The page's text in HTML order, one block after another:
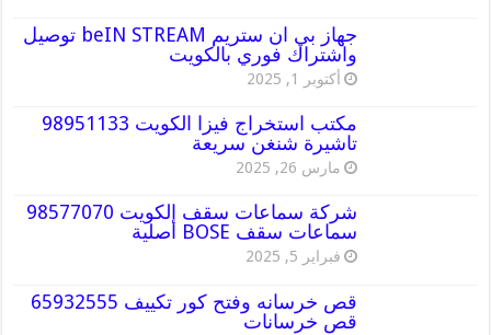
جهاز بي ان ستريم beIN STREAM توصيل
واشتراك فوري بالكويت
أكتوبر 1, 2025
مكتب استخراج فيزا الكويت 98951133
تاشيرة شنغن سريعة
مارس 26, 2025
شركة سماعات سقف الكويت 98577070
سماعات سقف BOSE أصلية
فبراير 5, 2025
قص خرسانه وفتح كور تكييف 65932555
قص خرسانات